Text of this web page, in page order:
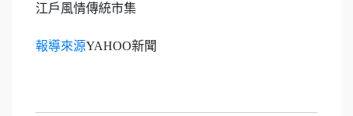
江戶風情傳統市集
報導來源YAHOO新聞